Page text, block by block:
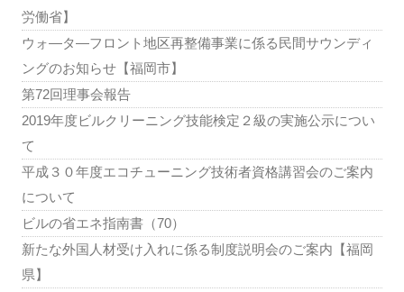
労働省】
ウォ―タ―フロント地区再整備事業に係る民間サウンディ
ングのお知らせ【福岡市】
第72回理事会報告
2019年度ビルクリーニング技能検定２級の実施公示につい
て
平成３０年度エコチューニング技術者資格講習会のご案内
について
ビルの省エネ指南書（70）
新たな外国人材受け入れに係る制度説明会のご案内【福岡
県】